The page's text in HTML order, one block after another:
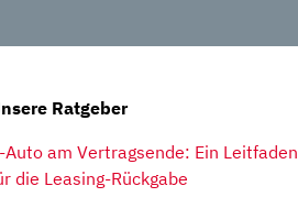
Ratgeber
Auto am Vertragsende: Ein Leitfaden
die Leasing-Rückgabe